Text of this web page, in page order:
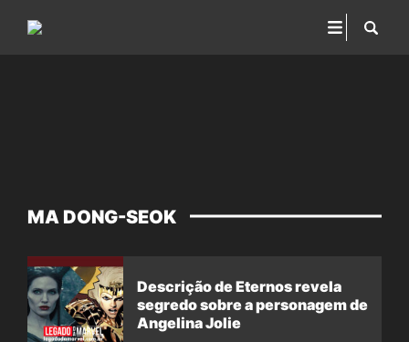
MA DONG-SEOK
Descrição de Eternos revela
segredo sobre a personagem de
Angelina Jolie